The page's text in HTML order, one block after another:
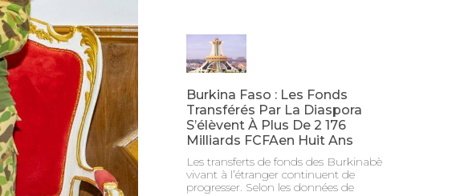
Burkina Faso : Les Fonds
Transférés Par La Diaspora
S’élèvent À Plus De 2 176
Milliards FCFAen Huit Ans
Les transferts de fonds des Burkinabè
vivant à l’étranger continuent de
progresser. Selon les données de